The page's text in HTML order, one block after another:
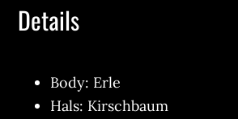
Details
Body: Erle
Hals: Kirschbaum